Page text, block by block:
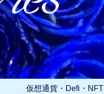
仮想通貨・Defi・NFT